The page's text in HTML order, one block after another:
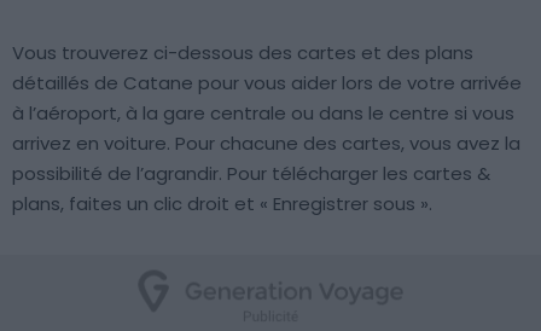
Vous trouverez ci-dessous des cartes et des plans
détaillés de Catane pour vous aider lors de votre arrivée
à l’aéroport, à la gare centrale ou dans le centre si vous
arrivez en voiture. Pour chacune des cartes, vous avez la
possibilité de l’agrandir. Pour télécharger les cartes &
plans, faites un clic droit et « Enregistrer sous ».